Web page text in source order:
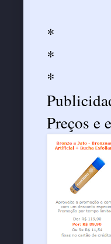
*
*
*
Preços e